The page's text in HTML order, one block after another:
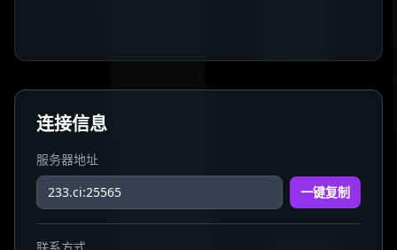
连接信息
服务器地址
一键复制